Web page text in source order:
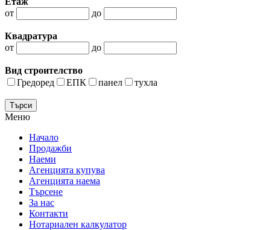
от
до
Квадратура
от
до
Вид строителство
Гредоред
ЕПК панел тухла
Меню
Начало
Продажби
Наеми
Агенцията купува
Агенцията наема
Търсене
За нас
Контакти
Нотариален калкулатор